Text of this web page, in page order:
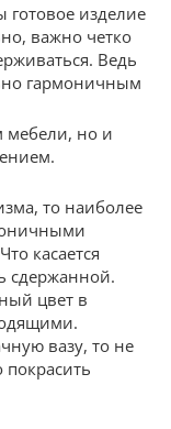
готовое изделие
важно четко
Ведь
гармоничным
мебели, но и
то наиболее
касается
сдержанной.
цвет в
вазу, то не
покрасить